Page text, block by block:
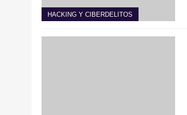
HACKING Y CIBERDELITOS